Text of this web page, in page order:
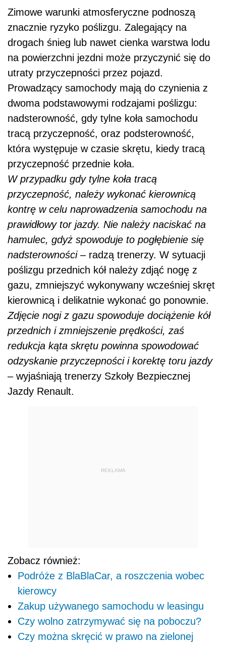
Zimowe warunki atmosferyczne podnoszą
znacznie ryzyko poślizgu. Zalegający na
drogach śnieg lub nawet cienka warstwa lodu
na powierzchni jezdni może przyczynić się do
utraty przyczepności przez pojazd.
Prowadzący samochody mają do czynienia z
dwoma podstawowymi rodzajami poślizgu:
nadsterowność, gdy tylne koła samochodu
tracą przyczepność, oraz podsterowność,
która występuje w czasie skrętu, kiedy tracą
przyczepność przednie koła.
W przypadku gdy tylne koła tracą
przyczepność, należy wykonać kierownicą
kontrę w celu naprowadzenia samochodu na
prawidłowy tor jazdy. Nie należy naciskać na
hamulec, gdyż spowoduje to pogłębienie się
nadsterowności – radzą trenerzy. W sytuacji
poślizgu przednich kół należy zdjąć nogę z
gazu, zmniejszyć wykonywany wcześniej skręt
kierownicą i delikatnie wykonać go ponownie.
Zdjęcie nogi z gazu spowoduje dociążenie kół
przednich i zmniejszenie prędkości, zaś
redukcja kąta skrętu powinna spowodować
odzyskanie przyczepności i korektę toru jazdy
– wyjaśniają trenerzy Szkoły Bezpiecznej
Jazdy Renault.
REKLAMA
Zobacz również:
Podróże z BlaBlaCar, a roszczenia wobec
kierowcy
Zakup używanego samochodu w leasingu
Czy wolno zatrzymywać się na poboczu?
Czy można skręcić w prawo na zielonej